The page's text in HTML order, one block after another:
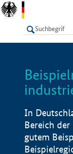
LISTE
In
Bereich
gutem